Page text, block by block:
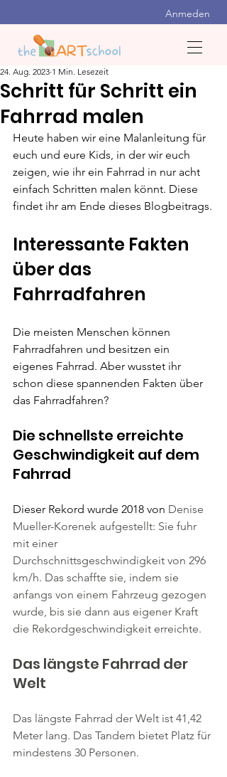
Anmeden
Schritt für Schritt ein
Fahrrad malen
24. Aug. 2023 1 Min. Lesezeit
Heute haben wir eine Malanleitung für
euch und eure Kids, in der wir euch
zeigen, wie ihr ein Fahrrad in nur acht
einfach Schritten malen könnt. Diese
findet ihr am Ende dieses Blogbeitrags.
Interessante Fakten
über das
Fahrradfahren
Die meisten Menschen können
Fahrradfahren und besitzen ein
eigenes Fahrrad. Aber wusstet ihr
schon diese spannenden Fakten über
das Fahrradfahren?
Die schnellste erreichte
Geschwindigkeit auf dem
Fahrrad
Dieser Rekord wurde 2018 von Denise
Mueller-Korenek aufgestellt: Sie fuhr
mit einer
Durchschnittsgeschwindigkeit von 296
km/h. Das schaffte sie, indem sie
anfangs von einem Fahrzeug gezogen
wurde, bis sie dann aus eigener Kraft
die Rekordgeschwindigkeit erreichte.
Das längste Fahrrad der
Welt
Das längste Fahrrad der Welt ist 41,42
Meter lang. Das Tandem bietet Platz für
mindestens 30 Personen.